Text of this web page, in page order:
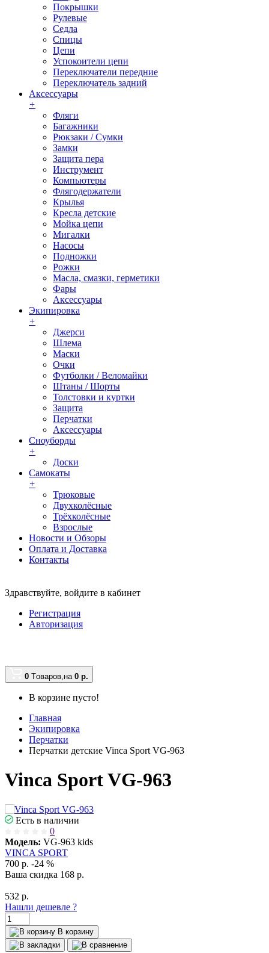
Покрышки
Рулевые
Седла
Спицы
Цепи
Успокоители цепи
Переключатели передние
Переключатель задний
Аксессуары
+
Фляги
Багажники
Рюкзаки / Сумки
Замки
Защита пера
Инструмент
Компьютеры
Флягодержатели
Крылья
Кресла детские
Мойка цепи
Мигалки
Насосы
Подножки
Рожки
Масла, смазки, герметики
Фары
Аксессуары
Экипировка
+
Джерси
Шлема
Маски
Очки
Футболки / Веломайки
Штаны / Шорты
Толстовки и куртки
Защита
Перчатки
Аксессуары
Сноуборды
+
Доски
Самокаты
+
Трюковые
Двухколёсные
Трёхколёсные
Взрослые
Новости и Обзоры
Оплата и Доставка
Контакты
Здравствуйте, войдите в кабинет
Регистрация
Авторизация
0 Tоваров,на 0 р.
В корзине пусто!
Главная
Экипировка
Перчатки
Перчатки детские Vinca Sport VG-963
Vinca Sport VG-963
Есть в наличии
0
Модель: VG-963 kids
VINCA SPORT
700 р. -24 %
Ваша cкидка 168 р.
532 р.
Нашли дешевле ?
В корзину